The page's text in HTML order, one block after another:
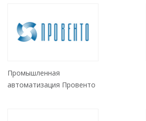
Промышленная
автоматизация Провенто